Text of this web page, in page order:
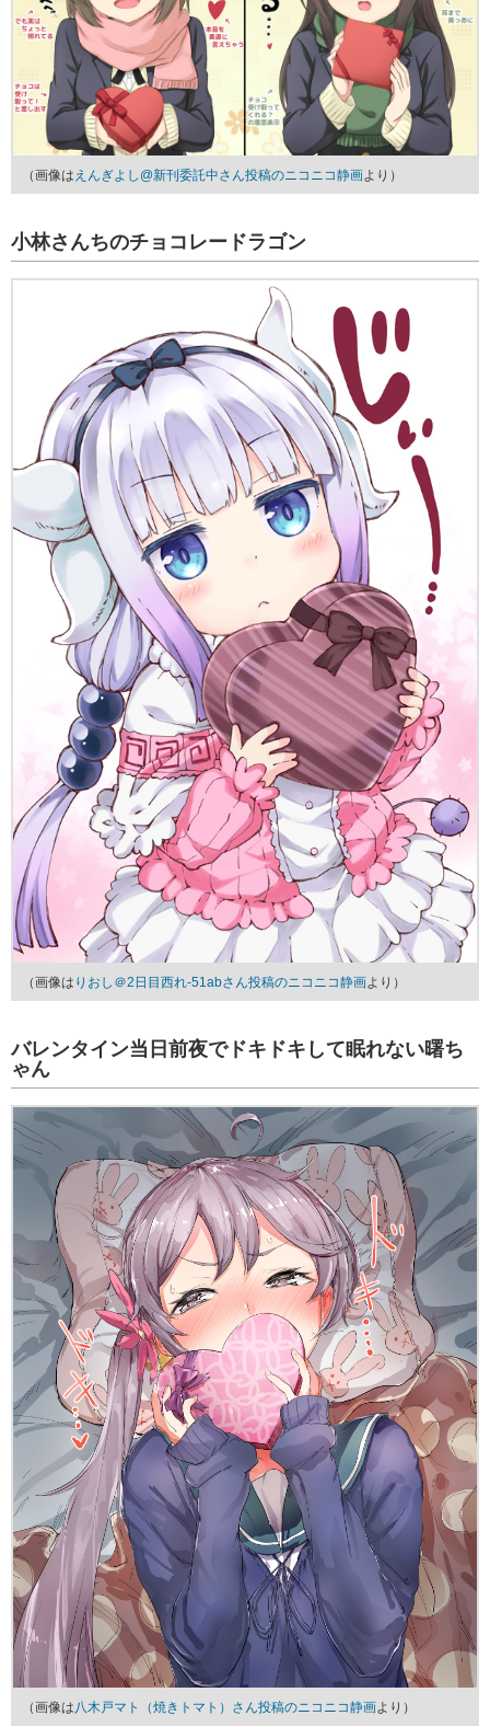
（画像は えんぎよし@新刊委託中さん投稿のニコニコ静画より）
小林さんちのチョコレードラゴン
（画像は りおし＠2日目西れ-51abさん投稿のニコニコ静画より）
バレンタイン当日前夜でドキドキして眠れない曙ち
ゃん
（画像は八木戸マト（焼きトマト）さん投稿のニコニコ静画より）